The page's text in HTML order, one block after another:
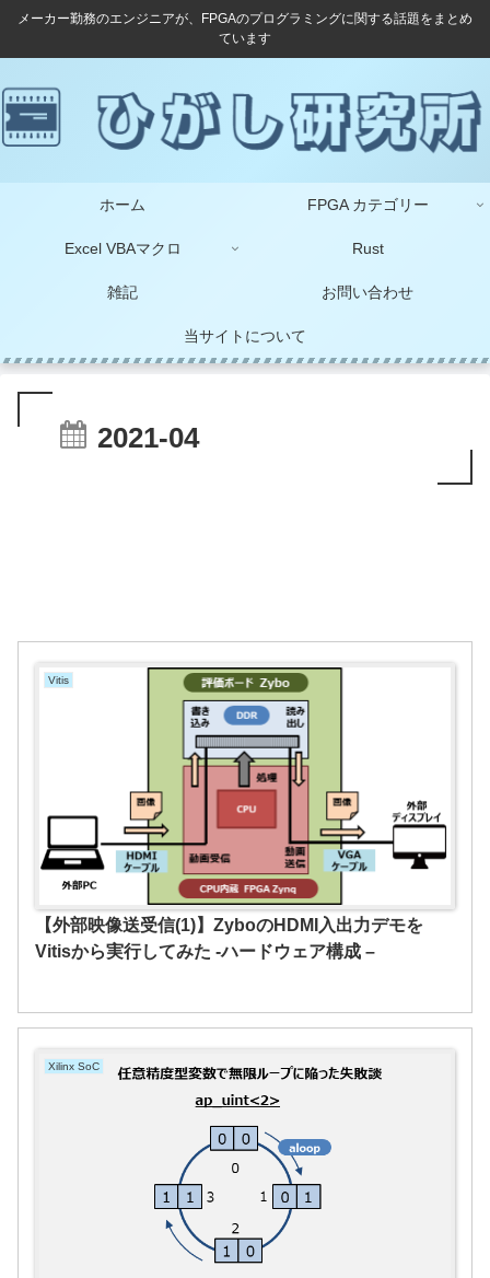
メーカー勤務のエンジニアが、FPGAのプログラミングに関する話題をまとめ
ています
ホーム FPGA カテゴリー
Excel VBAマクロ Rust
雑記 お問い合わせ
当サイトについて
2021-04
Vitis
【外部映像送受信(1)】ZyboのHDMI入出力デモを
Vitisから実行してみた -ハードウェア構成 –
Xilinx SoC